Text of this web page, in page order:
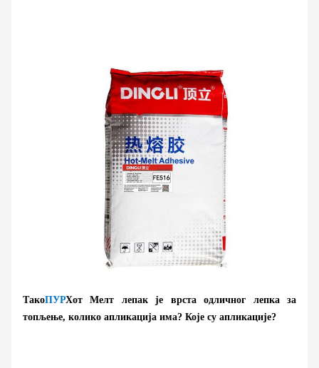
ТакоПУРХот Мелт лепак је врста одличног лепка за
топљење, колико апликација има? Које су апликације?